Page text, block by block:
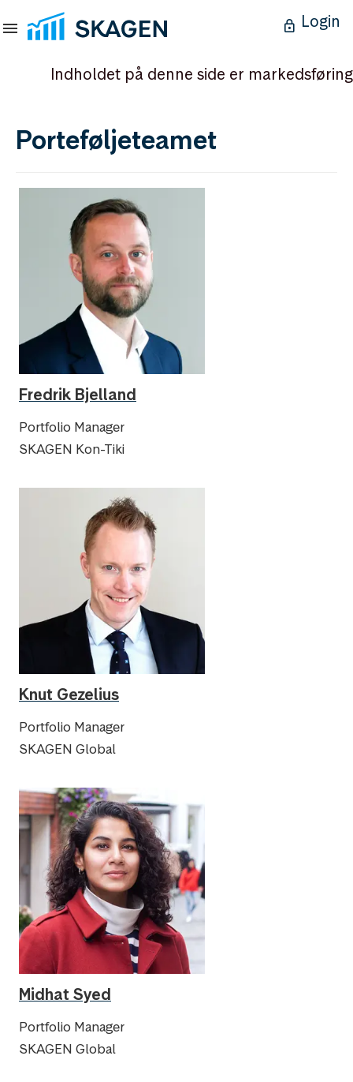
Login
Indholdet på denne side er markedsføring
Porteføljeteamet
Fredrik Bjelland
Portfolio Manager
SKAGEN Kon-Tiki
Knut Gezelius
Portfolio Manager
SKAGEN Global
Midhat Syed
Portfolio Manager
SKAGEN Global